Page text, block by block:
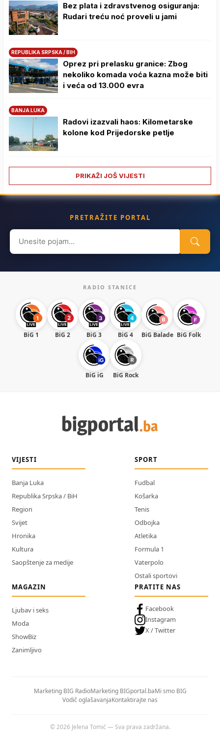
Bez plata i zdravstvenog osiguranja:
Rudari treću noć proveli u jami
REPUBLIKA SRPSKA / BIH
Oprez pri prelasku granice: Zbog
nekoliko komada voća kazna može biti
i veća od 13.000 evra
BANJA LUKA
Radovi izazvali haos: Kilometarske
kolone kod Prijedorske petlje
PRIKAŽI JOŠ VIJESTI
PRETRAŽITE PORTAL
Search
for:
RADIO STANICE
BiG 1 BiG 2 BiG 3 BiG 4 BiG Balade BiG Folk
BiG iG BiG Rock
VIJESTI
Banja Luka
Republika Srpska / BiH
Region
Svijet
Hronika
Kultura
Saopštenje za medije
SPORT
Fudbal
Košarka
Tenis
Odbojka
Atletika
Formula 1
Vaterpolo
Ostali sportovi
MAGAZIN
Ljubav i seks
Moda
ShowBiz
Zanimljivo
PRATITE NAS
Facebook
Instagram
X / Twitter
Marketing BIG RadioMarketing BIGportal.baMi smo BIG
Vodič oglašavanjaKontaktirajte nas
© 2026 Jelena Tomić — Sva prava zadržana.